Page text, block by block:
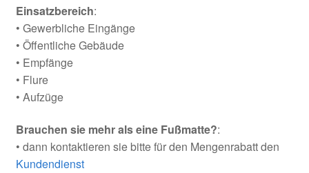
Einsatzbereich:
• Gewerbliche Eingänge
• Öffentliche Gebäude
• Empfänge
• Flure
• Aufzüge
Brauchen sie mehr als eine Fußmatte?:
• dann kontaktieren sie bitte für den Mengenrabatt den
Kundendienst